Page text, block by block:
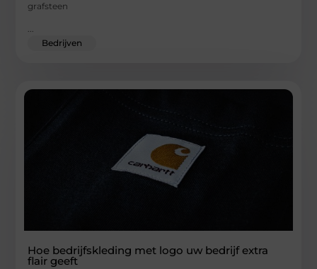
grafsteen
...
Bedrijven
Hoe bedrijfskleding met logo uw bedrijf extra
flair geeft